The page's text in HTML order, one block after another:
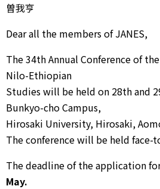
曽我亨
Dear all the members of JANES,
The 34th Annual Conference of
Nilo-Ethiopian
Studies will be held on 28th and
Bunkyo-cho Campus,
Hirosaki University, Hirosaki,
The conference will be held face-
The deadline of the application
May.